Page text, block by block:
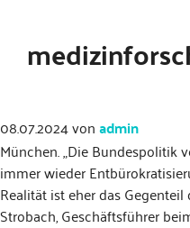
08.07.2024vonadmin
München. „Die Bundespolitik
immer wieder
Realität ist eher das
Strobach, Geschäftsführer